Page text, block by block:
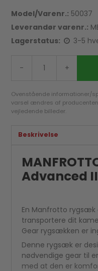
Model/Varenr.: 50037
Leverandør varenr.:
Lagerstatus:
3-5
- +
Ovenstående informationer/
varsel ændres af
vejledende billeder.
Beskrivelse
Advanced
En Manfrotto
transportere dit
Gear rygsækken er
Denne rygsæk er
nødvendige gear til
med at den er